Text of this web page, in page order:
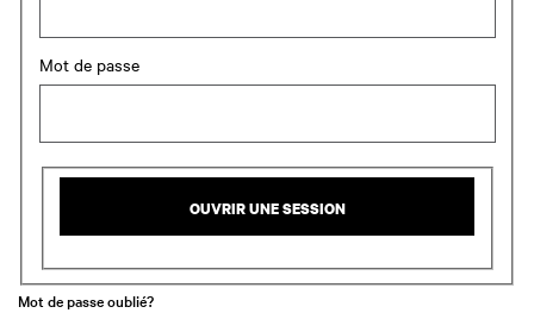
Mot de passe
OUVRIR UNE SESSION
Mot de passe oublié?